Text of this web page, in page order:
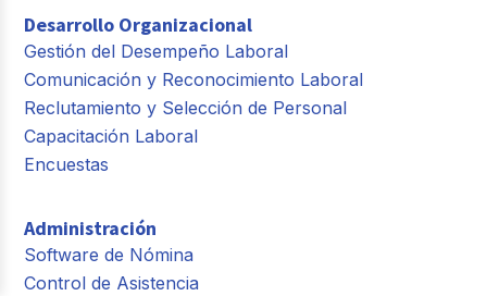
Desarrollo Organizacional
Gestión del Desempeño Laboral
Comunicación y Reconocimiento Laboral
Reclutamiento y Selección de Personal
Capacitación Laboral
Encuestas
Administración
Software de Nómina
Control de Asistencia